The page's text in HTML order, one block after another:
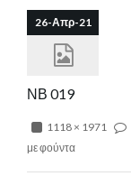
26-Απρ-21
ΝΒ 019
1118 × 1971
με φούντα